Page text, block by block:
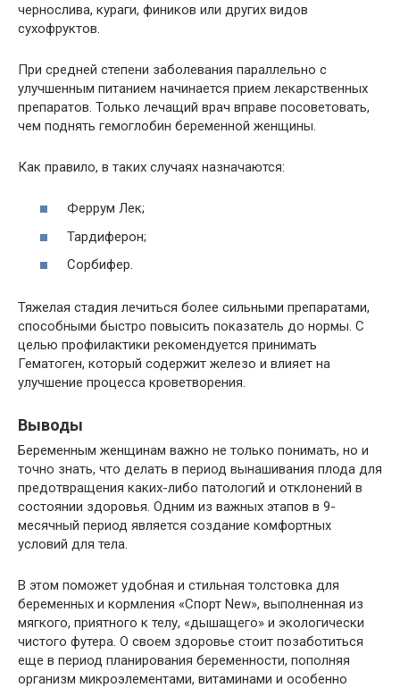
чернослива, кураги, фиников или других видов
сухофруктов.
При средней степени заболевания параллельно с
улучшенным питанием начинается прием лекарственных
препаратов. Только лечащий врач вправе посоветовать,
чем поднять гемоглобин беременной женщины.
Как правило, в таких случаях назначаются:
Феррум Лек;
Тардиферон;
Сорбифер.
Тяжелая стадия лечиться более сильными препаратами,
способными быстро повысить показатель до нормы. С
целью профилактики рекомендуется принимать
Гематоген, который содержит железо и влияет на
улучшение процесса кроветворения.
Выводы
Беременным женщинам важно не только понимать, но и
точно знать, что делать в период вынашивания плода для
предотвращения каких-либо патологий и отклонений в
состоянии здоровья. Одним из важных этапов в 9-
месячный период является создание комфортных
условий для тела.
В этом поможет удобная и стильная толстовка для
беременных и кормления «Спорт New», выполненная из
мягкого, приятного к телу, «дышащего» и экологически
чистого футера. О своем здоровье стоит позаботиться
еще в период планирования беременности, пополняя
организм микроэлементами, витаминами и особенно